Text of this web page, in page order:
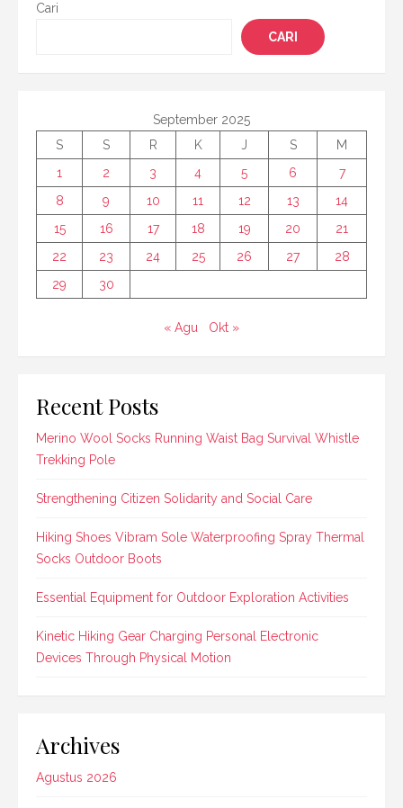
Cari
CARI
September 2025
S
S R K J S
M
1
2 3 4 5 6
7
8
9 10 11 12 13
14
15
16 17 18 19 20
21
22
23 24 25 26 27
28
29
30
« Agu Okt »
Recent Posts
Merino Wool Socks Running Waist Bag Survival Whistle
Trekking Pole
Strengthening Citizen Solidarity and Social Care
Hiking Shoes Vibram Sole Waterproofing Spray Thermal
Socks Outdoor Boots
Essential Equipment for Outdoor Exploration Activities
Kinetic Hiking Gear Charging Personal Electronic
Devices Through Physical Motion
Archives
Agustus 2026